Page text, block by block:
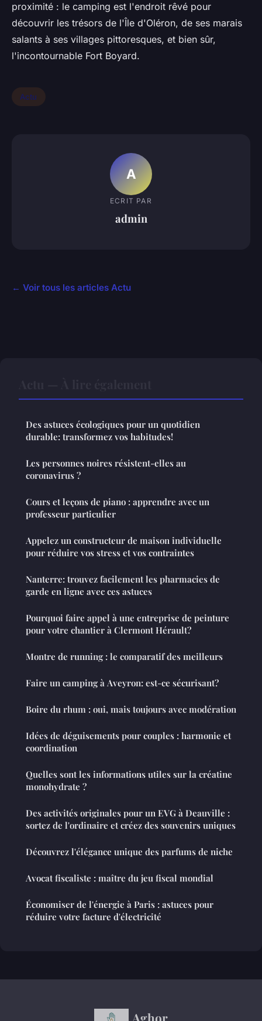
proximité : le camping est l'endroit rêvé pour
découvrir les trésors de l'Île d'Oléron, de ses marais
salants à ses villages pittoresques, et bien sûr,
l'incontournable Fort Boyard.
Actu
A
ECRIT PAR
admin
← Voir tous les articles Actu
Des astuces écologiques pour un quotidien
durable: transformez vos habitudes!
Les personnes noires résistent-elles au
coronavirus ?
Cours et leçons de piano : apprendre avec un
professeur particulier
Appelez un constructeur de maison individuelle
pour réduire vos stress et vos contraintes
Nanterre: trouvez facilement les pharmacies de
garde en ligne avec ces astuces
Pourquoi faire appel à une entreprise de peinture
pour votre chantier à Clermont Hérault?
Montre de running : le comparatif des meilleurs
Faire un camping à Aveyron: est-ce sécurisant?
Boire du rhum : oui, mais toujours avec modération
Idées de déguisements pour couples : harmonie et
coordination
Quelles sont les informations utiles sur la créatine
monohydrate ?
Des activités originales pour un EVG à Deauville :
sortez de l'ordinaire et créez des souvenirs uniques
Découvrez l'élégance unique des parfums de niche
Avocat fiscaliste : maître du jeu fiscal mondial
Économiser de l'énergie à Paris : astuces pour
réduire votre facture d'électricité
Aghor